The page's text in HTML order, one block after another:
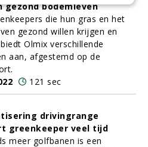
gezond bodemleven
die hun gras en het
gezond willen krijgen en
Olmix verschillende
aan, afgestemd op de
121 sec
drivingrange
greenkeeper veel tijd
meer golfbanen is een